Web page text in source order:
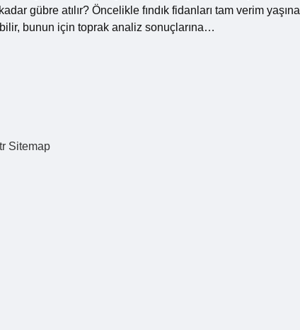
gübre atılır? Öncelikle fındık fidanları tam verim yaşına
bunun için toprak analiz sonuçlarına…
Sitemap